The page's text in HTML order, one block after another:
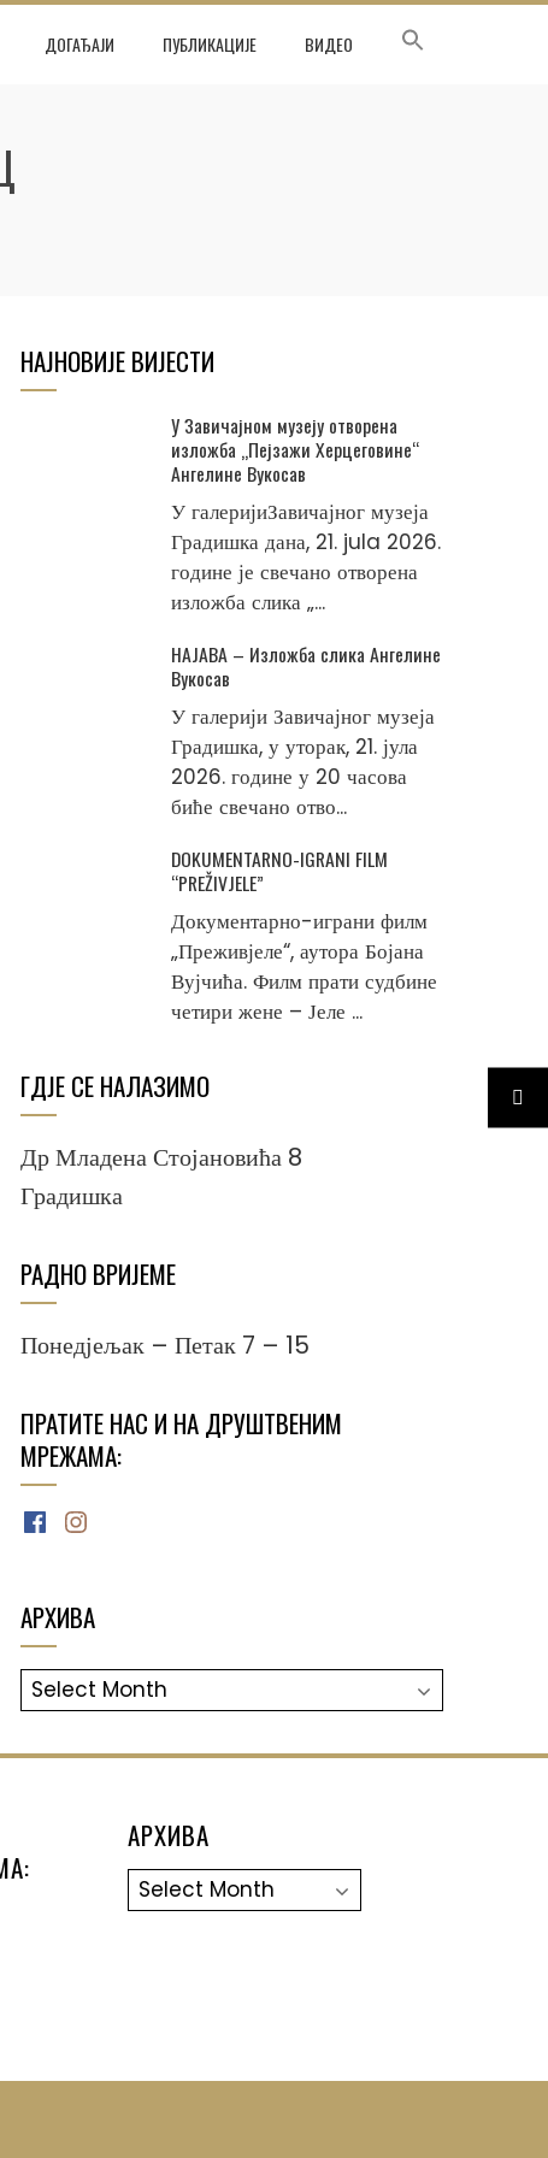
ДОГАЂАЈИ ПУБЛИКАЦИЈЕ ВИДЕО
НАЈНОВИЈЕ ВИЈЕСТИ
У Завичајном музеју отворена
изложба „Пејзажи Херцеговине“
Ангелине Вукосав
У галеријиЗавичајног музеја
Градишка дана, 21. jula 2026.
године је свечано отворена
изложба слика „...
НАЈАВА – Изложба слика Ангелине
Вукосав
У галерији Завичајног музеја
Градишка, у уторак, 21. јула
2026. године у 20 часова
биће свечано отво...
DOKUMENTARNO-IGRANI FILM
“PREŽIVJELE”
Документарно-играни филм
„Преживјеле“, аутора Бојана
Вујчића. Филм прати судбине
четири жене – Јеле ...
ГДЈЕ СЕ НАЛАЗИМО
Др Младена Стојановића 8
Градишка
РАДНО ВРИЈЕМЕ
Понедјељак – Петак 7 – 15
ПРАТИТЕ НАС И НА ДРУШТВЕНИМ
МРЕЖАМА:
Facebook
Instagram
АРХИВА
АРХИВА
АРХИВА
Архива